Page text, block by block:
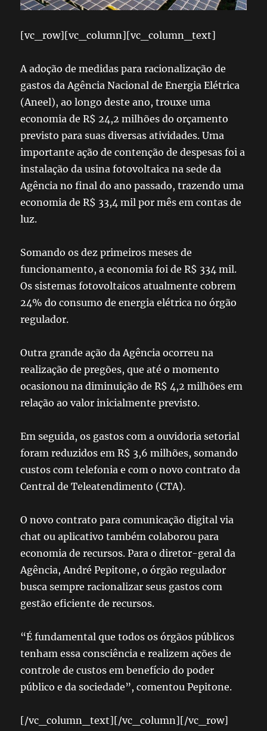
[vc_row][vc_column][vc_column_text]
A adoção de medidas para racionalização de
gastos da Agência Nacional de Energia Elétrica
(Aneel), ao longo deste ano, trouxe uma
economia de R$ 24,2 milhões do orçamento
previsto para suas diversas atividades. Uma
importante ação de contenção de despesas foi a
instalação da usina fotovoltaica na sede da
Agência no final do ano passado, trazendo uma
economia de R$ 33,4 mil por mês em contas de
luz.
Somando os dez primeiros meses de
funcionamento, a economia foi de R$ 334 mil.
Os sistemas fotovoltaicos atualmente cobrem
24% do consumo de energia elétrica no órgão
regulador.
Outra grande ação da Agência ocorreu na
realização de pregões, que até o momento
ocasionou na diminuição de R$ 4,2 milhões em
relação ao valor inicialmente previsto.
Em seguida, os gastos com a ouvidoria setorial
foram reduzidos em R$ 3,6 milhões, somando
custos com telefonia e com o novo contrato da
Central de Teleatendimento (CTA).
O novo contrato para comunicação digital via
chat ou aplicativo também colaborou para
economia de recursos. Para o diretor-geral da
Agência, André Pepitone, o órgão regulador
busca sempre racionalizar seus gastos com
gestão eficiente de recursos.
“É fundamental que todos os órgãos públicos
tenham essa consciência e realizem ações de
controle de custos em benefício do poder
público e da sociedade”, comentou Pepitone.
[/vc_column_text][/vc_column][/vc_row]